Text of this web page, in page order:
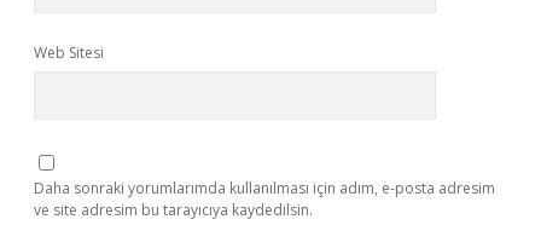
Web Sitesi
Daha sonraki yorumlarımda kullanılması için adım, e-posta adresim
ve site adresim bu tarayıcıya kaydedilsin.